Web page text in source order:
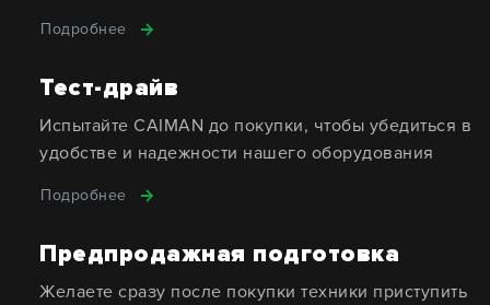
Подробнее
Тест-драйв
Испытайте CAIMAN до покупки, чтобы убедиться в
удобстве и надежности нашего оборудования
Подробнее
Предпродажная подготовка
Желаете сразу после покупки техники приступить